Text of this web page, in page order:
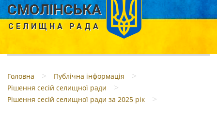
СМОЛІНСЬКА
СЕЛИЩНА РАДА
Головна > Публічна інформація >
Рішення сесій селищної ради >
Рішення сесій селищної ради за 2025 рік >